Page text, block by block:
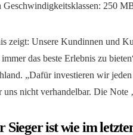
Geschwindigkeitsklassen: 250
zeigt: Unsere Kundinnen und
das beste Erlebnis zu
„Dafür investieren wir
nicht verhandelbar. Die Note
Sieger ist wie im